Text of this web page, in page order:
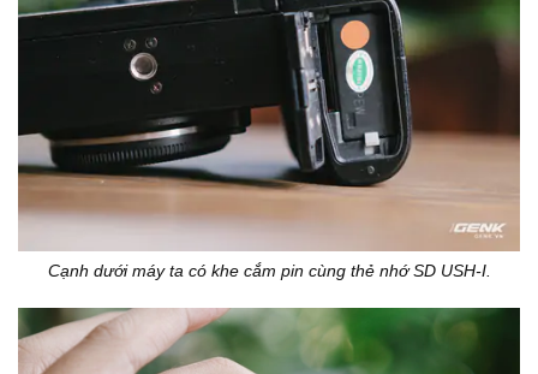
Cạnh dưới máy ta có khe cắm pin cùng thẻ nhớ SD USH-I.